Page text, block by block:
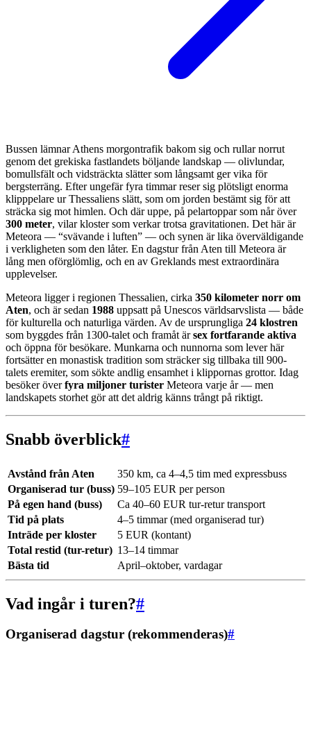
Bussen lämnar Athens morgontrafik bakom sig och rullar norrut
genom det grekiska fastlandets böljande landskap — olivlundar,
bomullsfält och vidsträckta slätter som långsamt ger vika för
bergsterräng. Efter ungefär fyra timmar reser sig plötsligt enorma
klipppelare ur Thessaliens slätt, som om jorden bestämt sig för att
sträcka sig mot himlen. Och där uppe, på pelartoppar som når över
300 meter, vilar kloster som verkar trotsa gravitationen. Det här är
Meteora — “svävande i luften” — och synen är lika överväldigande
i verkligheten som den låter. En dagstur från Aten till Meteora är
lång men oförglömlig, och en av Greklands mest extraordinära
upplevelser.
Meteora ligger i regionen Thessalien, cirka 350 kilometer norr om
Aten, och är sedan 1988 uppsatt på Unescos världsarvslista — både
för kulturella och naturliga värden. Av de ursprungliga 24 klostren
som byggdes från 1300-talet och framåt ärsex fortfarande aktiva
och öppna för besökare. Munkarna och nunnorna som lever här
fortsätter en monastisk tradition som sträcker sig tillbaka till 900-
talets eremiter, som sökte andlig ensamhet i klippornas grottor. Idag
besöker överfyra miljoner turister Meteora varje år — men
landskapets storhet gör att det aldrig känns trångt på riktigt.
Snabb överblick#
Avstånd från Aten
350 km, ca 4–4,5 tim med expressbuss
Organiserad tur (buss) 59–105 EUR per person
På egen hand (buss)
Ca 40–60 EUR tur-retur transport
Tid på plats
4–5 timmar (med organiserad tur)
Inträde per kloster
5 EUR (kontant)
Total restid (tur-retur) 13–14 timmar
Bästa tid
April–oktober, vardagar
Vad ingår i turen?#
Organiserad dagstur (rekommenderas)#